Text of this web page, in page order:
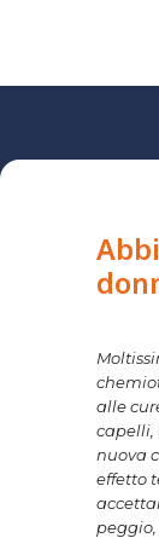
alle
capelli,
nuova
effetto
peggio,